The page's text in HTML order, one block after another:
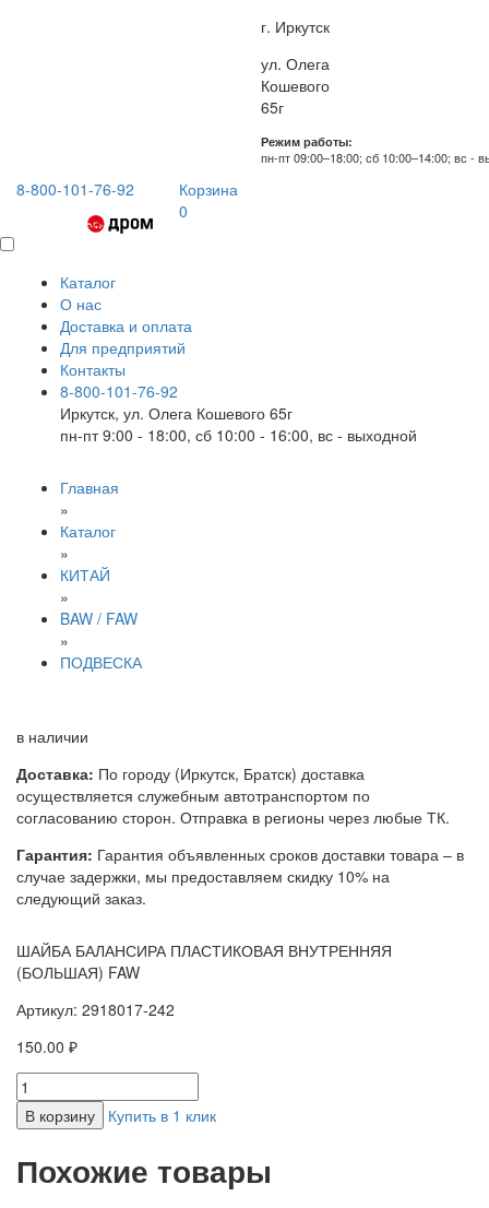
г. Иркутск
ул. Олега
Кошевого
65г
Режим работы:
пн-пт 09:00–18:00; сб 10:00–14:00; вс -
8-800-101-76-92
Корзина
0
Каталог
О нас
Доставка и оплата
Для предприятий
Контакты
8-800-101-76-92
Иркутск, ул. Олега Кошевого 65г
пн-пт 9:00 - 18:00, сб 10:00 - 16:00, вс - выходной
Главная
»
Каталог
»
КИТАЙ
»
BAW / FAW
»
ПОДВЕСКА
в наличии
Доставка: По городу (Иркутск, Братск) доставка
осуществляется служебным автотранспортом по
согласованию сторон. Отправка в регионы через любые ТК.
Гарантия: Гарантия объявленных сроков доставки товара – в
случае задержки, мы предоставляем скидку 10% на
следующий заказ.
ШАЙБА БАЛАНСИРА ПЛАСТИКОВАЯ ВНУТРЕННЯЯ
(БОЛЬШАЯ) FAW
Артикул: 2918017-242
150.00 ₽
В корзину Купить в 1 клик
Похожие товары